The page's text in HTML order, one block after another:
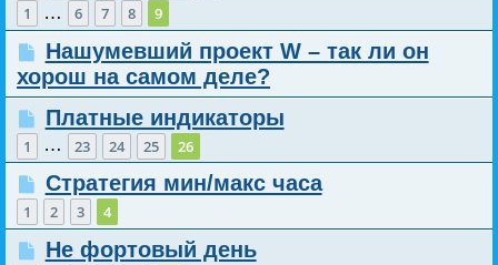
1 … 6 7 8 9
Нашумевший проект W – так ли он
хорош на самом деле?
Платные индикаторы
1 … 23 24 25 26
Стратегия мин/макс часа
1 2 3 4
Не фортовый день